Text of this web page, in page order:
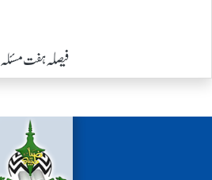
فیصلہ ہفت مسئلہ